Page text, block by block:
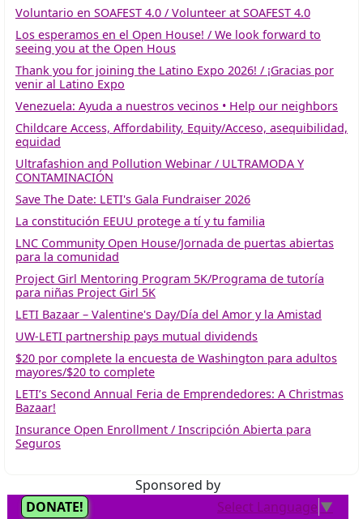
Voluntario en SOAFEST 4.0 / Volunteer at SOAFEST 4.0
Los esperamos en el Open House! / We look forward to
seeing you at the Open Hous
Thank you for joining the Latino Expo 2026! / ¡Gracias por
venir al Latino Expo
Venezuela: Ayuda a nuestros vecinos • Help our neighbors
Childcare Access, Affordability, Equity/Acceso, asequibilidad,
equidad
Ultrafashion and Pollution Webinar / ULTRAMODA Y
CONTAMINACIÓN
Save The Date: LETI's Gala Fundraiser 2026
La constitución EEUU protege a tí y tu familia
LNC Community Open House/Jornada de puertas abiertas
para la comunidad
Project Girl Mentoring Program 5K/Programa de tutoría
para niñas Project Girl 5K
LETI Bazaar – Valentine's Day/Día del Amor y la Amistad
UW-LETI partnership pays mutual dividends
$20 por complete la encuesta de Washington para adultos
mayores/$20 to complete
LETI’s Second Annual Feria de Emprendedores: A Christmas
Bazaar!
Insurance Open Enrollment / Inscripción Abierta para
Seguros
Sponsored by